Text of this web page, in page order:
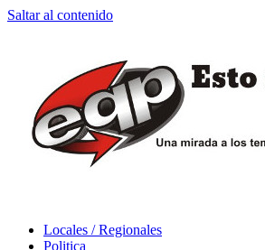
Saltar al contenido
Locales / Regionales
Politica